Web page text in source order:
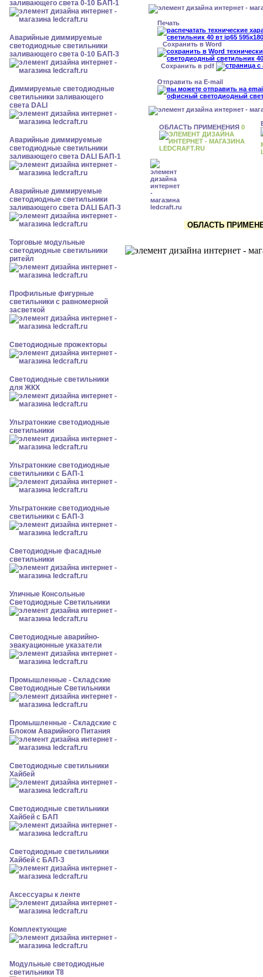
заливающего света 0-10 БАП-1
Аварийные диммируемые
светодиодные светильники
заливающего света 0-10 БАП-3
Диммируемые светодиодные
светильники заливающего
света DALI
Аварийные диммируемые
светодиодные светильники
заливающего света DALI БАП-1
Аварийные диммируемые
светодиодные светильники
заливающего света DALI БАП-3
Торговые модульные
светодиодные светильники
ритейл
Профильные фигурные
светильники с равномерной
засветкой
Светодиодные прожекторы
Светодиодные светильники
для ЖКХ
Ультратонкие светодиодные
светильники
Ультратонкие светодиодные
светильники с БАП-1
Ультратонкие светодиодные
светильники с БАП-3
Светодиодные фасадные
светильники
Уличные Консольные
Светодиодные Светильники
Светодиодные аварийно-
эвакуационные указатели
Промышленные - Складские
Светодиодные Светильники
Промышленные - Складские с
Блоком Аварийного Питания
Светодиодные светильники
Хайбей
Светодиодные светильники
Хайбей с БАП
Светодиодные светильники
Хайбей с БАП-3
Аксессуары к ленте
Комплектующие
Модульные светодиодные
светильники Т8
Печать
Сохранить в Word
Сохранить в pdf
Отправить на E-mail
ОБЛАСТЬ ПРИМЕНЕНИЯ 0
ОБЛАСТЬ